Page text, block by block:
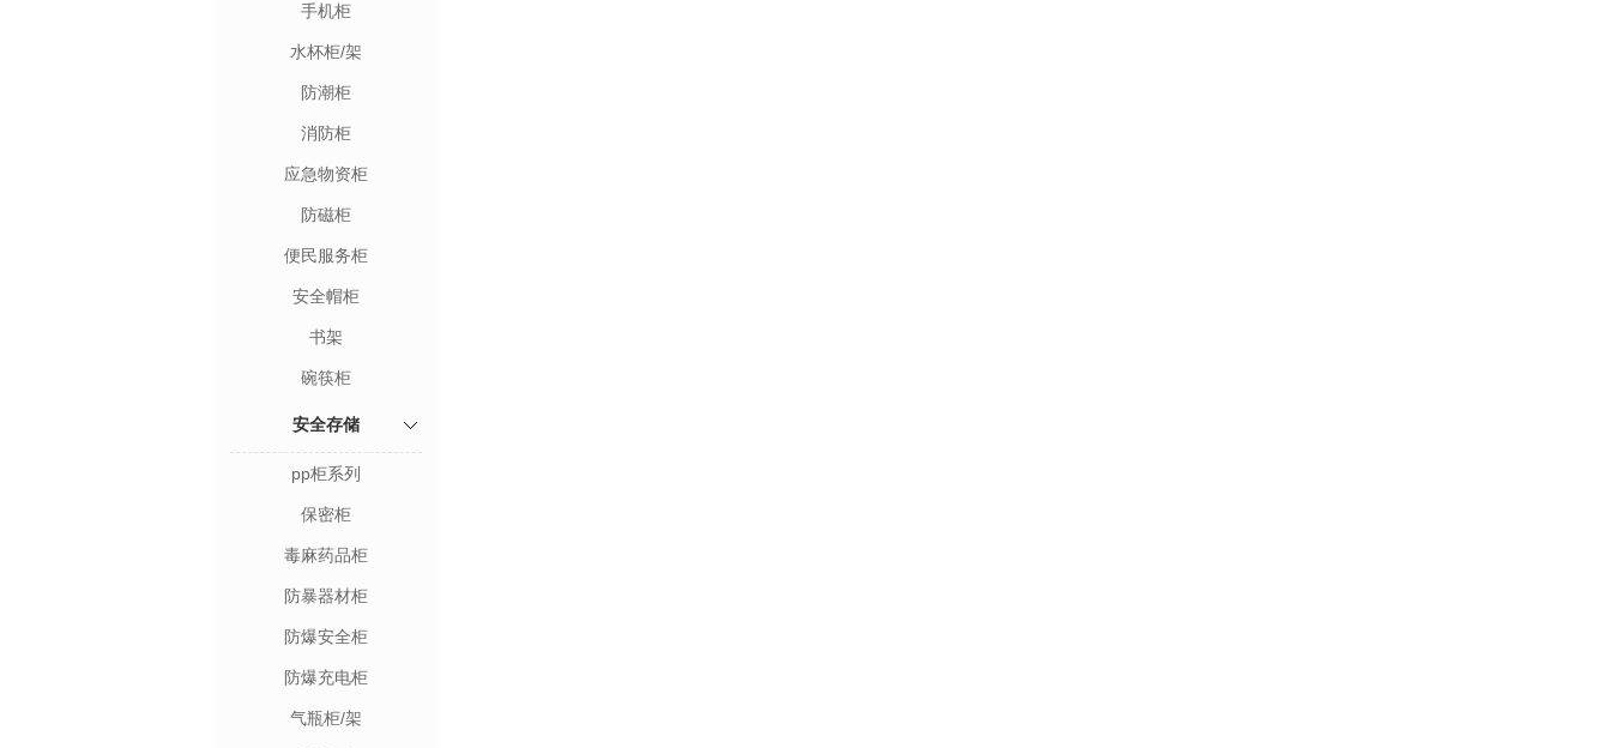
手机柜
水杯柜/架
防潮柜
消防柜
应急物资柜
防磁柜
便民服务柜
安全帽柜
书架
碗筷柜
安全存储
pp柜系列
保密柜
毒麻药品柜
防暴器材柜
防爆安全柜
防爆充电柜
气瓶柜/架